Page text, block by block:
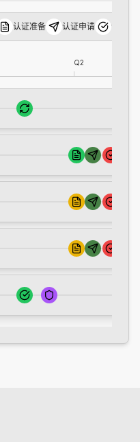
认证准备 认证申请 认证审
Q2